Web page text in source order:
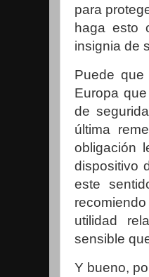
para
haga esto
insignia de
Puede
Europa
de
última
obligación
dispositivo
este
utilidad
sensible
Y bueno,